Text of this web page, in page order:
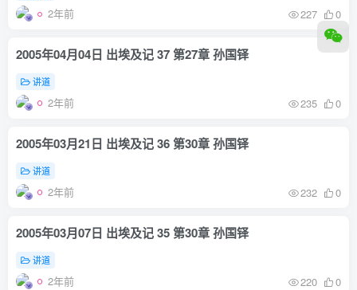
2年前 227 0
2005年04月04日 出埃及记 37 第27章 孙国铎
讲道
2年前 235 0
2005年03月21日 出埃及记 36 第30章 孙国铎
讲道
2年前 232 0
2005年03月07日 出埃及记 35 第30章 孙国铎
讲道
2年前 220 0